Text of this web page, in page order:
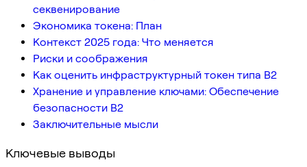
секвенирование
Экономика токена: План
Контекст 2025 года: Что меняется
Риски и соображения
Как оценить инфраструктурный токен типа B2
Хранение и управление ключами: Обеспечение
безопасности B2
Заключительные мысли
Ключевые выводы